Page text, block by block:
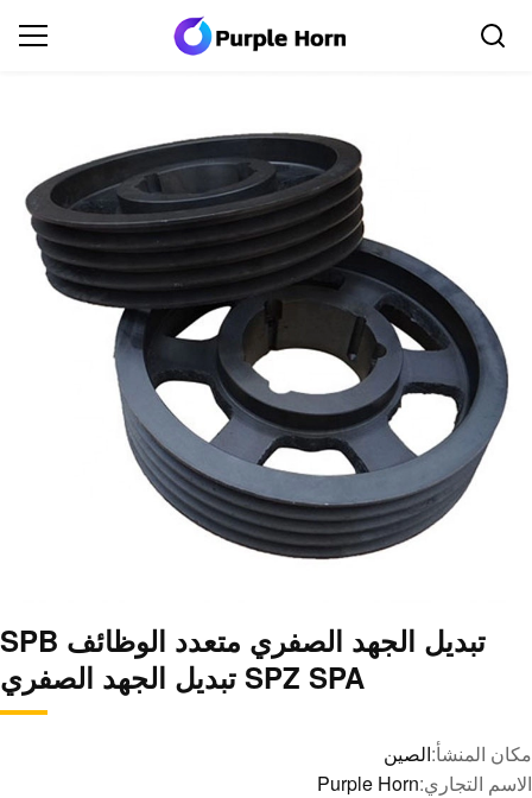
تبديل الجهد الصفري متعدد الوظائف SPB
SPZ SPA تبديل الجهد الصفري
مكان المنشأ:الصين
الاسم التجاري:Purple Horn